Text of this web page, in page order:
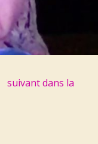
suivant dans la